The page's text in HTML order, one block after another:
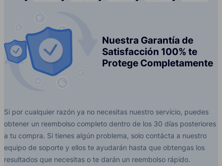
Nuestra Garantía de
Satisfacción 100% te
Protege Completamente
Si por cualquier razón ya no necesitas nuestro servicio, puedes
obtener un reembolso completo dentro de los 30 días posteriores
a tu compra. Si tienes algún problema, solo contácta a nuestro
equipo de soporte y ellos te ayudarán hasta que obtengas los
resultados que necesitas o te darán un reembolso rápido.